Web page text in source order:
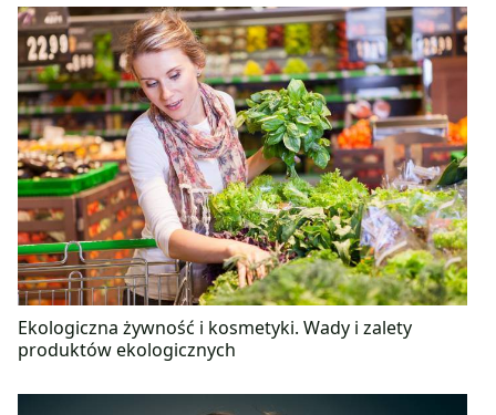
Ekologiczna żywność i kosmetyki. Wady i zalety
produktów ekologicznych